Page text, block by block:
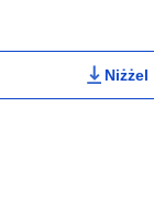
Actions
Niżżel